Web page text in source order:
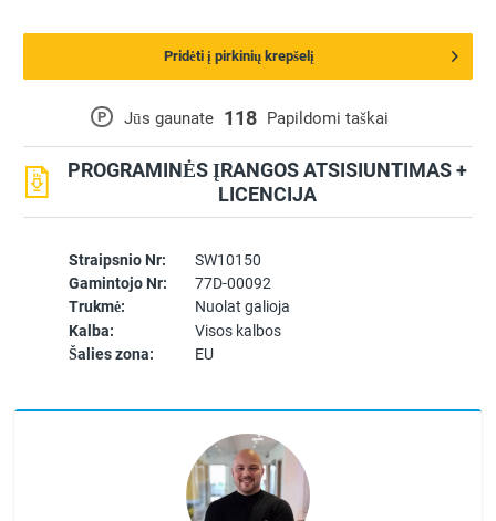
Straipsnio Nr:
SW10150
Gamintojo Nr:
77D-00092
Trukmė:
Nuolat galioja
Kalba:
Visos kalbos
Šalies zona:
EU
P Jūs gaunate 118 Papildomi taškai
PROGRAMINĖS ĮRANGOS ATSISIUNTIMAS +
LICENCIJA
Pridėti į pirkinių krepšelį